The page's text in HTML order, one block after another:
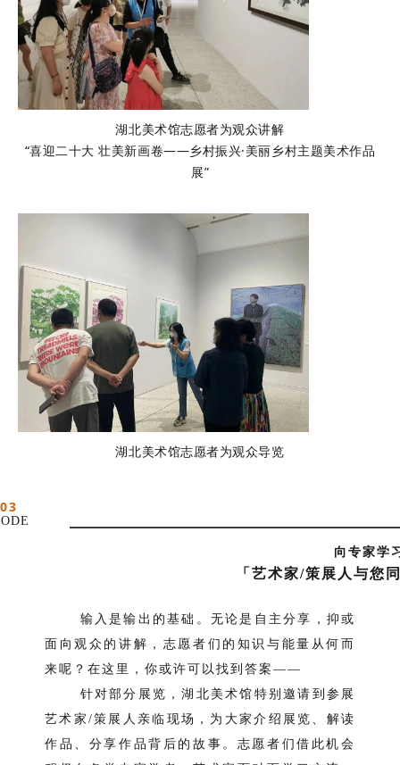
湖北美术馆志愿者为观众讲解
“喜迎二十大 壮美新画卷——乡村振兴·美丽乡村主题美术作品
展”
湖北美术馆志愿者为观众导览
03
向专家
「艺术家/策展人与您
输入是输出的基础。无论是自主分享，抑或
面向观众的讲解，志愿者们的知识与能量从何而
来呢？在这里，你或许可以找到答案——
针对部分展览，湖北美术馆特别邀请到参展
艺术家/策展人亲临现场，为大家介绍展览、解读
作品、分享作品背后的故事。志愿者们借此机会